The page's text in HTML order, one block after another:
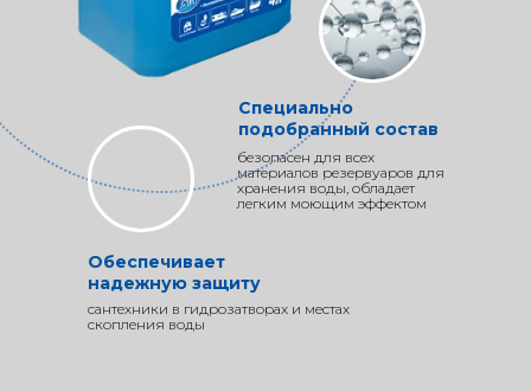
Обеспечивает
надежную защиту
сантехники в гидрозатворах и местах
скопления воды
Специально
подобранный состав
безопасен для всех
материалов резервуаров для
хранения воды, обладает
легким моющим эффектом